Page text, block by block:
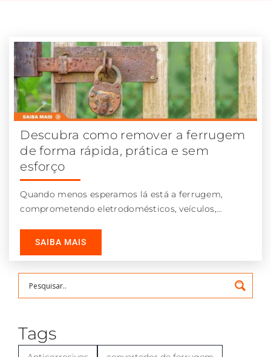
Descubra como remover a ferrugem
de forma rápida, prática e sem
esforço
Quando menos esperamos lá está a ferrugem,
comprometendo eletrodomésticos, veículos,
razão, apresentamos não
SAIBA MAIS
Tags